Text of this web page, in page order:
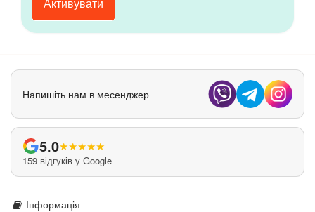
Напишіть нам в месенджер
5.0★★★★★
159 відгуків у Google
Інформація